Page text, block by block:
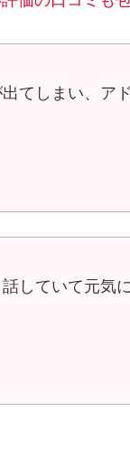
てしまい、ア
していて元気